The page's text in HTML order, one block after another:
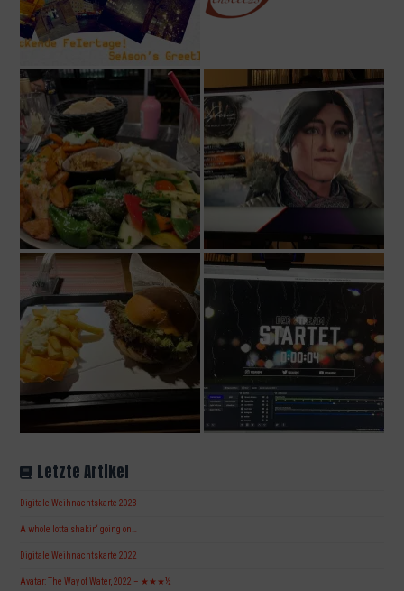
Letzte Artikel
Digitale Weihnachtskarte 2023
A whole lotta shakin‘ going on…
Digitale Weihnachtskarte 2022
Avatar: The Way of Water, 2022 – ★★★½